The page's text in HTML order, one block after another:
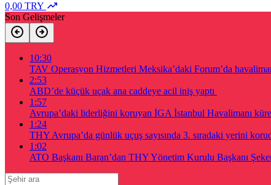
0,00 TRY
Son Gelişmeler
10:30
TAV Operasyon Hizmetleri Meksika’daki Forum’da
2:53
ABD’de küçük uçak ana caddeye acil iniş yaptı
1:57
Avrupa’daki liderliğini koruyan İGA İstanbul Havalimanı
1:24
THY Avrupa’da günlük uçuş sayısında 3. sıradaki yerini
1:02
ATO Başkanı Baran’dan THY Yönetim Kurulu Başkanı